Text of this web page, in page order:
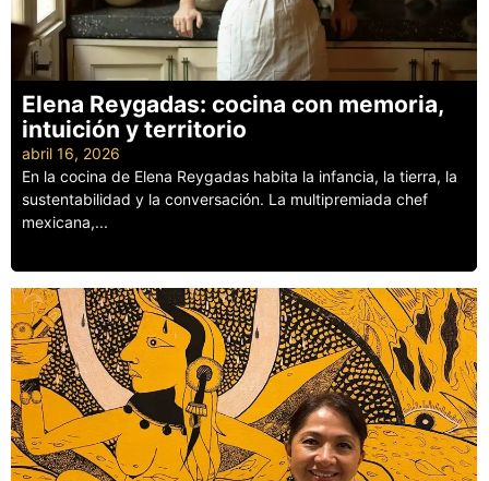
Elena Reygadas: cocina con memoria,
intuición y territorio
abril 16, 2026
En la cocina de Elena Reygadas habita la infancia, la tierra, la
sustentabilidad y la conversación. La multipremiada chef
mexicana,...